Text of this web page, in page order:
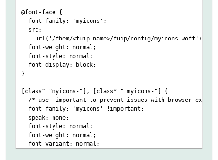
@font-face {
font-family: 'myicons';
src:
url('/fhem/<fuip-name>/fuip/config/myicons.woff')
font-weight: normal;
font-style: normal;
font-display: block;
}
[class^="myicons-"], [class*=" myicons-"] {
/* use !important to prevent issues with browser
font-family: 'myicons' !important;
speak: none;
font-style: normal;
font-weight: normal;
font-variant: normal;